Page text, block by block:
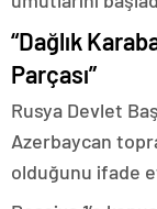
“Dağlık
Parçası”
Rusya Devlet
Azerbaycan
olduğunu ifade